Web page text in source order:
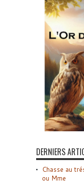
DERNIERS
Chasse au
ou Mme